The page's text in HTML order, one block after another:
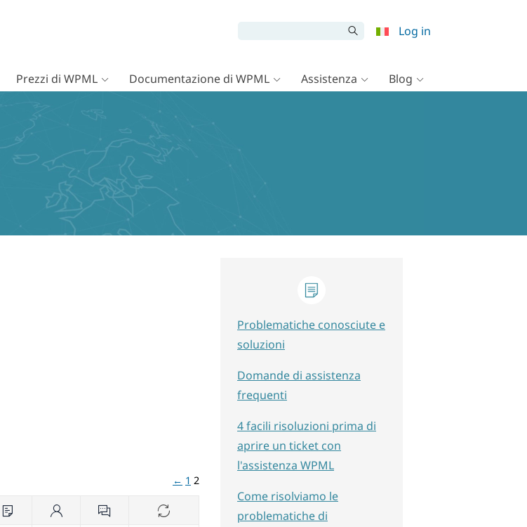
Log in
Prezzi di WPML Documentazione di WPML Assistenza Blog
← 1 2
Problematiche conosciute e
soluzioni
Domande di assistenza
frequenti
4 facili risoluzioni prima di
aprire un ticket con
l'assistenza WPML
Come risolviamo le
problematiche di